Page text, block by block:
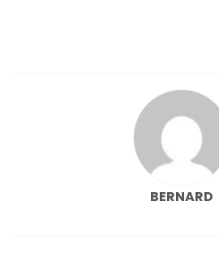
BERNARD